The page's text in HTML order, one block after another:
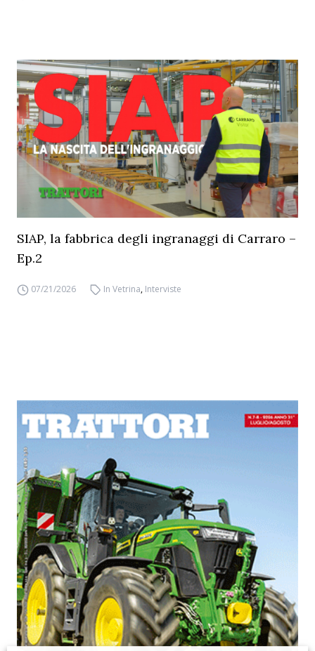
SIAP, la fabbrica degli ingranaggi di Carraro –
Ep.2
07/21/2026 In Vetrina, Interviste